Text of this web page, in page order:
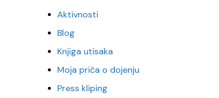
Aktivnosti
Blog
Knjiga utisaka
Moja priča o dojenju
Press kliping